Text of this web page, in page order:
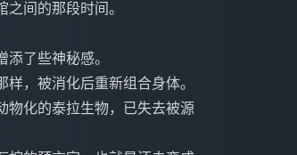
间的那段时间。
了些神秘感。
，被消化后重新组合身体。
物化的泰拉生物，已失去被源